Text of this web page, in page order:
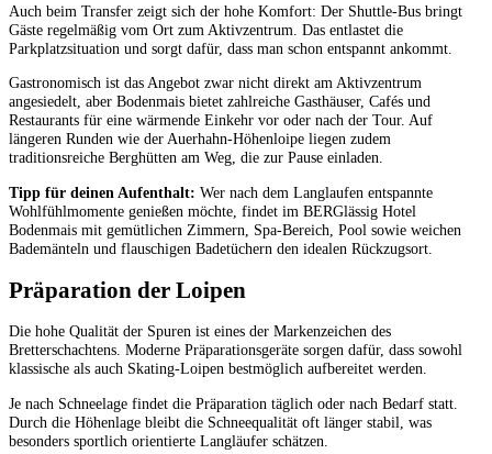
Auch beim Transfer zeigt sich der hohe Komfort: Der Shuttle-Bus bringt
Gäste regelmäßig vom Ort zum Aktivzentrum. Das entlastet die
Parkplatzsituation und sorgt dafür, dass man schon entspannt ankommt.
Gastronomisch ist das Angebot zwar nicht direkt am Aktivzentrum
angesiedelt, aber Bodenmais bietet zahlreiche Gasthäuser, Cafés und
Restaurants für eine wärmende Einkehr vor oder nach der Tour. Auf
längeren Runden wie der Auerhahn-Höhenloipe liegen zudem
traditionsreiche Berghütten am Weg, die zur Pause einladen.
Tipp für deinen Aufenthalt: Wer nach dem Langlaufen entspannte
Wohlfühlmomente genießen möchte, findet im BERGlässig Hotel
Bodenmais mit gemütlichen Zimmern, Spa-Bereich, Pool sowie weichen
Bademänteln und flauschigen Badetüchern den idealen Rückzugsort.
Präparation der Loipen
Die hohe Qualität der Spuren ist eines der Markenzeichen des
Bretterschachtens. Moderne Präparationsgeräte sorgen dafür, dass sowohl
klassische als auch Skating-Loipen bestmöglich aufbereitet werden.
Je nach Schneelage findet die Präparation täglich oder nach Bedarf statt.
Durch die Höhenlage bleibt die Schneequalität oft länger stabil, was
besonders sportlich orientierte Langläufer schätzen.